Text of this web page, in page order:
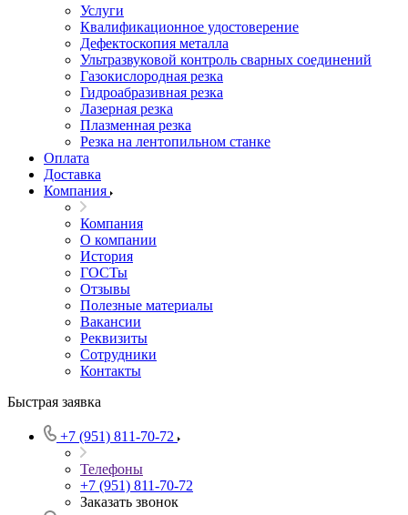
Услуги
Квалификационное удостоверение
Дефектоскопия металла
Ультразвуковой контроль сварных соединений
Газокислородная резка
Гидроабразивная резка
Лазерная резка
Плазменная резка
Резка на лентопильном станке
Оплата
Доставка
Компания
Компания
О компании
История
ГОСТы
Отзывы
Полезные материалы
Вакансии
Реквизиты
Сотрудники
Контакты
Быстрая заявка
+7 (951) 811-70-72
Телефоны
+7 (951) 811-70-72
Заказать звонок